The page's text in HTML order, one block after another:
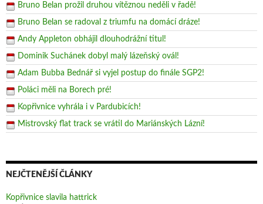
Bruno Belan prožil druhou vítěznou neděli v řadě!
Bruno Belan se radoval z triumfu na domácí dráze!
Andy Appleton obhájil dlouhodrážní titul!
Dominik Suchánek dobyl malý lázeňský ovál!
Adam Bubba Bednář si vyjel postup do finále SGP2!
Poláci měli na Borech pré!
Kopřivnice vyhrála i v Pardubicích!
Mistrovský flat track se vrátil do Mariánských Lázní!
NEJČTENĚJŠÍ ČLÁNKY
Kopřivnice slavila hattrick